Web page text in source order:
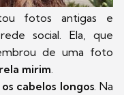
fotos antigas e
social. Ela, que
de uma foto
mirim
cabelos longos. Na